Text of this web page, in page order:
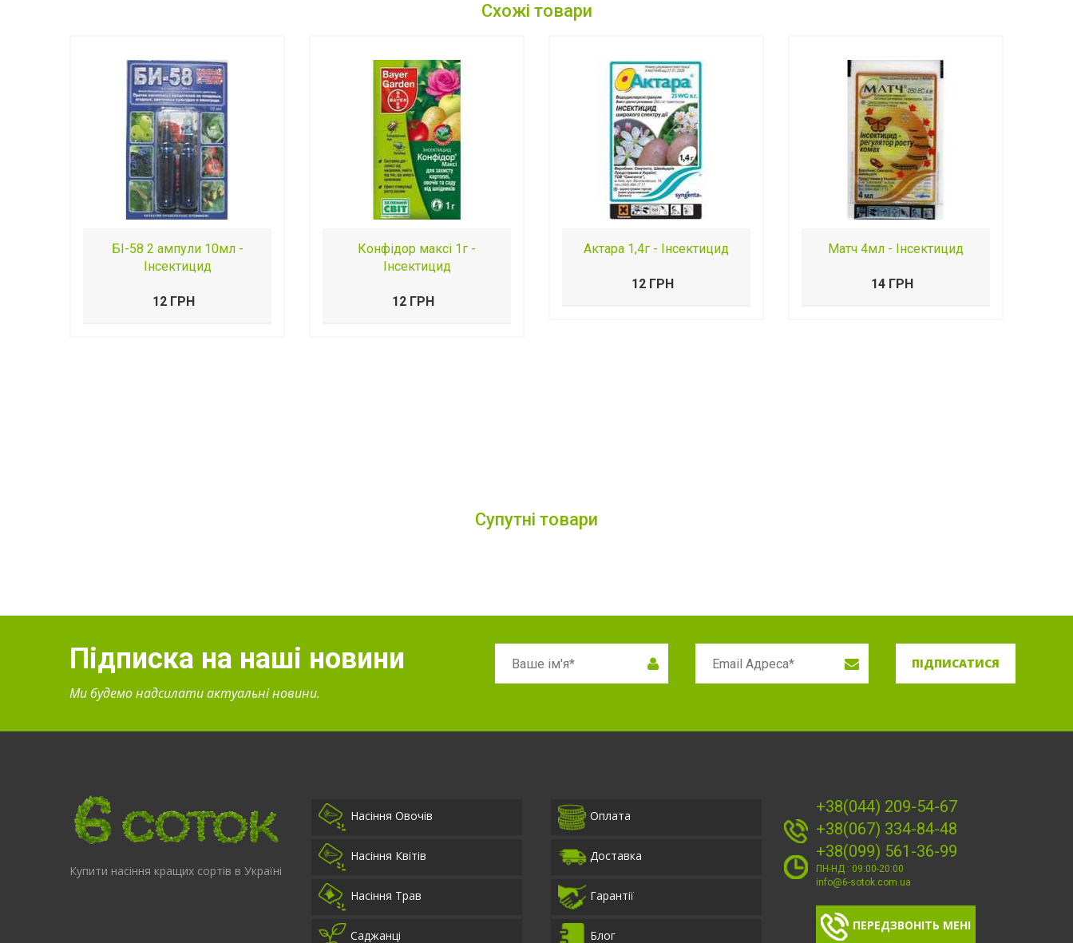
Схожі товари
БІ-58 2 ампули 10мл -
Інсектицид
12 ГРН
Конфідор максі 1г -
Інсектицид
12 ГРН
Актара 1,4г - Інсектицид
12 ГРН
Матч 4мл - Інсектицид
14 ГРН
Супутні товари
Підписка на наші новини
Ми будемо надсилати актуальні новини.
ПІДПИСАТИСЯ
Купити насіння кращих сортів в Україні
Насіння Овочів
Насіння Квітів
Насіння Трав
Саджанці
Оплата
Доставка
Гарантії
Блог
+38(044) 209-54-67
+38(067) 334-84-48
+38(099) 561-36-99
ПН-НД : 09:00-20:00
info@6-sotok.com.ua
ПЕРЕДЗВОНІТЬ МЕНІ